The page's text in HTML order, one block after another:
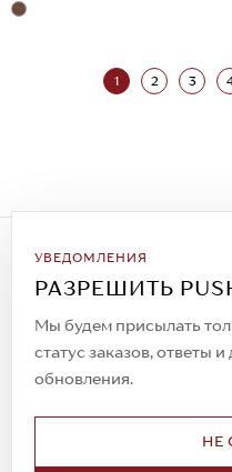
1 2 3
УВЕДОМЛЕНИЯ
РАЗРЕШИТЬ
Мы будем присылать
статус заказов, ответы
обновления.
НЕ
Подписаться на
Всегда будьте в курсе
спецпредложений!
© 2023. AIT Shoes
Все права защищены